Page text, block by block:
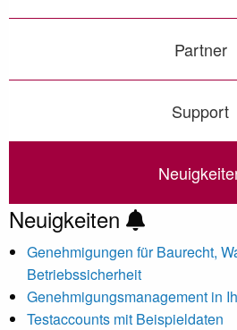
Partner
Support
Neuigkeiten
Genehmigungen für Baurecht,
Betriebssicherheit
Genehmigungsmanagement in
Testaccounts mit Beispieldaten